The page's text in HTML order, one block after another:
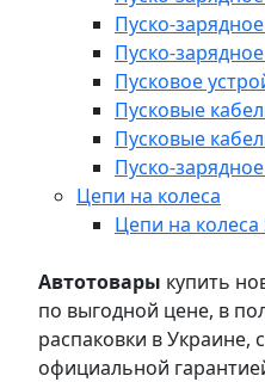
Пуско-
Пуско-
Пусковое
Пусковые
Пусковые
Пуско-
Цепи на колеса
Цепи на колеса
Автотовары купить
по выгодной цене, в
распаковки в Украине,
официальной